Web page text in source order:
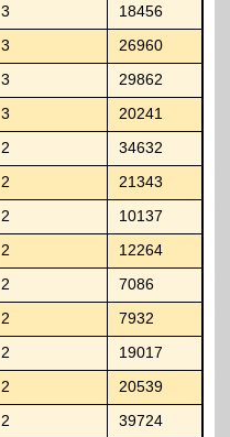
3 18456
3 26960
3 29862
3 20241
2 34632
2 21343
2 10137
2 12264
2 7086
2 7932
2 19017
2 20539
2 39724